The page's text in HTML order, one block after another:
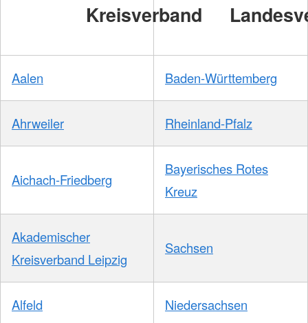
Kreisverband
Aalen Baden-Württemberg
Ahrweiler Rheinland-Pfalz
Aichach-Friedberg
Bayerisches Rotes
Kreuz
Akademischer
Kreisverband Leipzig
Sachsen
Alfeld Niedersachsen